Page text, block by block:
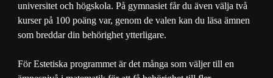
universitet och högskola. På gymnasiet får du även välja två
kurser på 100 poäng var, genom de valen kan du läsa ämnen
som breddar din behörighet ytterligare.
För Estetiska programmet är det många som väljer till en